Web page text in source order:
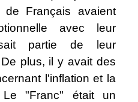
Français avaient
avec leur
partie de leur
plus, il y avait des
l'inflation et la
"Franc" était un